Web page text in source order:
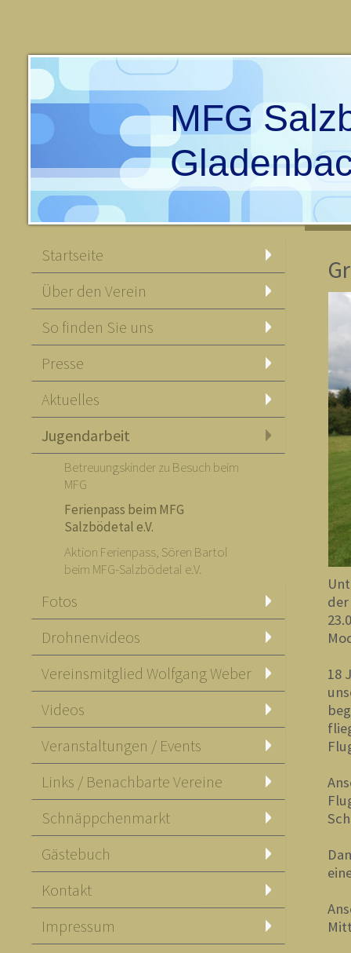
MFG
Startseite
Über den Verein
So finden Sie uns
Presse
Aktuelles
Jugendarbeit
Betreuungskinder zu Besuch beim
MFG
Ferienpass beim MFG
Salzbödetal e.V.
Aktion Ferienpass, Sören Bartol
beim MFG-Salzbödetal e.V.
Fotos
Drohnenvideos
Vereinsmitglied Wolfgang Weber
Videos
Veranstaltungen / Events
Links / Benachbarte Vereine
Schnäppchenmarkt
Gästebuch
Kontakt
Impressum
18